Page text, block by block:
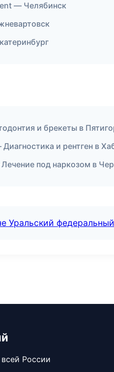
— Челябинск
и брекеты в
и рентген в
под наркозом в
Уральский
России